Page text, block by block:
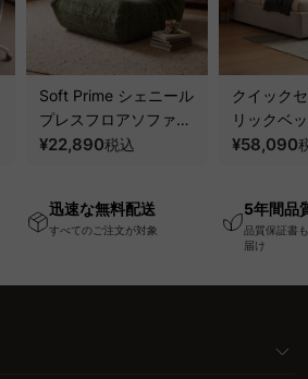
Soft Prime シェニール
プレスフロアソファ｜
圧縮梱包で搬入しやす
ァ
¥22,890税込
クイック
リックベ
要で組み
¥58,090
迅速な無料配送
すべてのご注文が対象
5年間品
品質保証書
届け